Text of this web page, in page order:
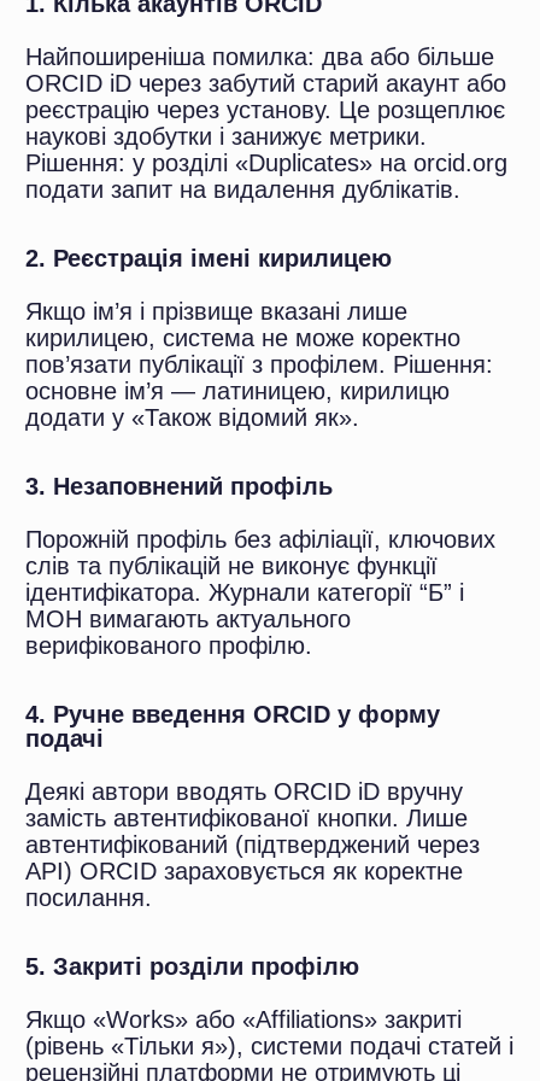
грантових заявок.
Про те, які фактори реально впливають на
індекс Хірша і що не працює, читайте:
.
офіційні джерела
Три прості висновки:
Якщо ви ще не маєте ORCID —
зареєструйтесь сьогодні. Це
займає 10 хвилин і є